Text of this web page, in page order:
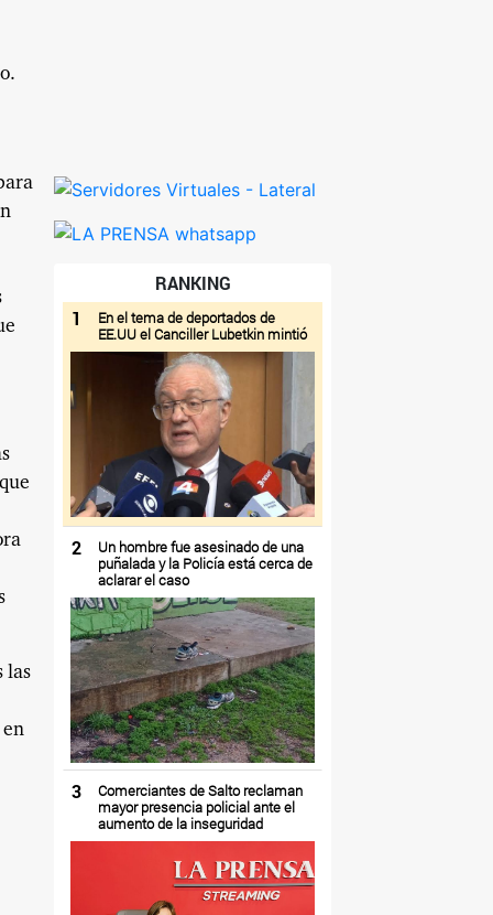
las
RANKING
1
En el tema de deportados de
EE.UU el Canciller Lubetkin mintió
2
Un hombre fue asesinado de una
puñalada y la Policía está cerca de
aclarar el caso
3
Comerciantes de Salto reclaman
mayor presencia policial ante el
aumento de la inseguridad